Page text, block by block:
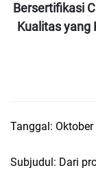
Bersertifikasi
Kualitas yang
Tanggal:
Subjudul: Dari